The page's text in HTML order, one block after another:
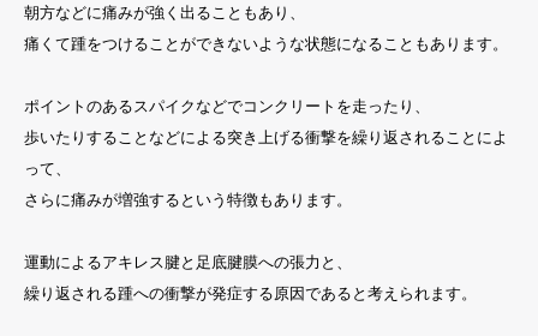
朝方などに痛みが強く出ることもあり、
痛くて踵をつけることができないような状態になることもあります。
ポイントのあるスパイクなどでコンクリートを走ったり、
歩いたりすることなどによる突き上げる衝撃を繰り返されることによ
って、
さらに痛みが増強するという特徴もあります。
運動によるアキレス腱と足底腱膜への張力と、
繰り返される踵への衝撃が発症する原因であると考えられます。